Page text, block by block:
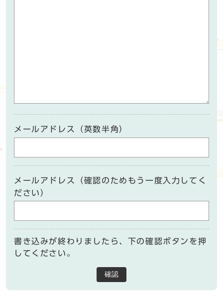
メールアドレス（英数半角）
メールアドレス（確認のためもう一度入力してく
ださい）
書き込みが終わりましたら、下の確認ボタンを押
してください。
確認